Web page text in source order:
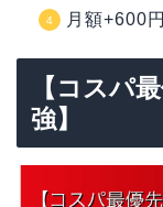
月額+600
【コスパ
強】